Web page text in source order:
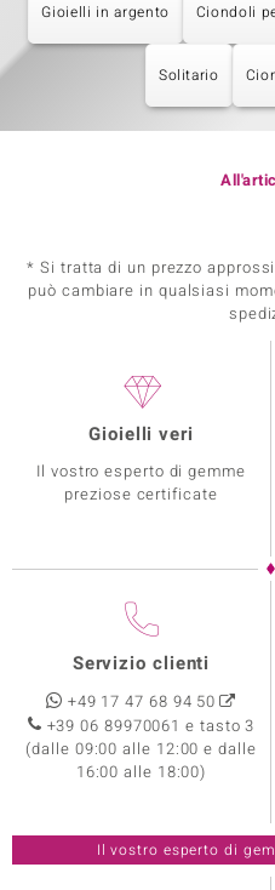
Gioielli in argento Ciondoli
Solitario
* Si tratta di un prezzo
può cambiare in qualsiasi
Gioielli veri
Il vostro esperto di gemme
preziose certificate
Servizio clienti
+49 17 47 68 94 50
+39 06 89970061 e tasto 3
(dalle 09:00 alle 12:00 e dalle
16:00 alle 18:00)
Il vostro esperto di